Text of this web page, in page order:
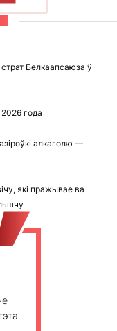
Белкаапсаюза ў
2026 года
алкаголю —
які пражывае ва